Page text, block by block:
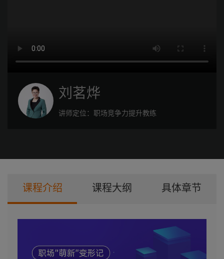
刘茗烨
讲师定位： 职场竞争力提升教练
课程介绍 课程大纲 具体章节